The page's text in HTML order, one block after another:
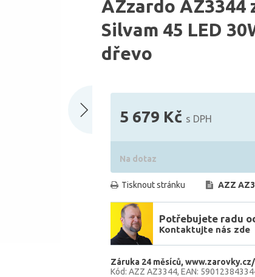
AZzardo
Silvam 45 LED
dřevo
5 679 Kč s DPH
Na dotaz
Tisknout stránku AZZ
Potřebujete radu
Kontaktujte nás zde
Záruka 24 měsíců
Kód: AZZ AZ3344 EAN: